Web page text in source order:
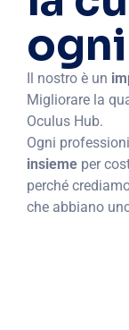
Il nostro è un
Migliorare la
Oculus Hub.
Ogni
insieme per
perché
che abbiano